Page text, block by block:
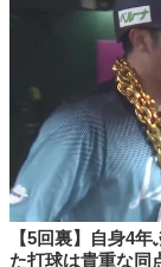
【5回裏】自身4
た打球は貴重な同